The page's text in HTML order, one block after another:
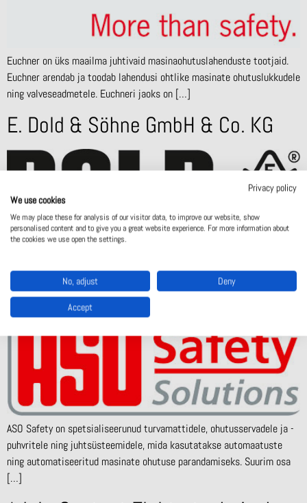
Euchner on üks maailma juhtivaid masinaohutuslahenduste tootjaid.
Euchner arendab ja toodab lahendusi ohtlike masinate ohutuslukkudele
ning valveseadmetele. Euchneri jaoks on […]
E. Dold & Söhne GmbH & Co. KG
E. Dold & Söhne GmbH & Co. KG arendab ja toodab kõrgekvaliteedilisi
tooteid ning valmis terviklahendusi ohutuks automatiseerimiseks ja
ASO GmbH
ASO Safety on spetsialiseerunud turvamattidele, ohutusservadele ja -
puhvritele ning juhtsüsteemidele, mida kasutatakse automaatuste
ning automatiseeritud masinate ohutuse parandamiseks. Suurim osa
[…]
Privacy policy
We use cookies
We may place these for analysis of our visitor data, to improve our website, show
personalised content and to give you a great website experience. For more information about
the cookies we use open the settings.
No, adjust Deny
Accept